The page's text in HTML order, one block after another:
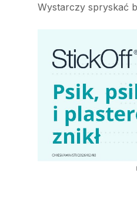
Wystarczy spryskać